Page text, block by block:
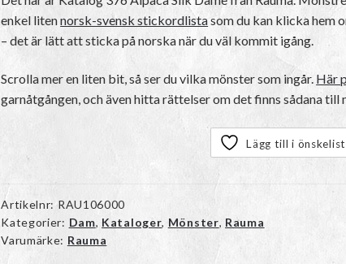
enkel litennorsk-svensk stickordlistasom du kan klicka hem
– det är lätt att sticka på norska när du väl kommit igång.
Scrolla mer en liten bit, så ser du vilka mönster som ingår. Här
garnåtgången, och även hitta rättelser om det finns sådana till
Lägg till i
Artikelnr: RAU106000
Kategorier: Dam, Kataloger, Mönster, Rauma
Varumärke: Rauma